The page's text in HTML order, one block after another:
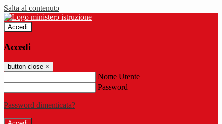
Salta al contenuto
Accedi
Accedi
button close ×
Nome Utente
Password
Password dimenticata?